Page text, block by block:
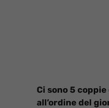
Ci sono 5
all’ordine del